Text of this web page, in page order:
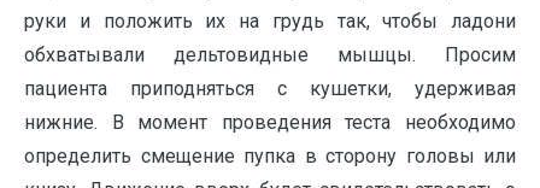
руки и положить их на грудь так, чтобы ладони
обхватывали дельтовидные мышцы. Просим
пациента приподняться с кушетки, удерживая
нижние. В момент проведения теста необходимо
определить смещение пупка в сторону головы или